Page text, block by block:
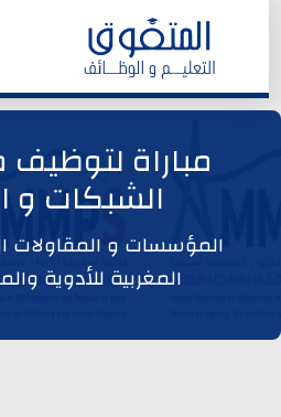
وظائف اليوم
ابحث عن وظيفة
مباراة
الشبكات و
المؤسسات و المقاولات
المغربية للأدوية